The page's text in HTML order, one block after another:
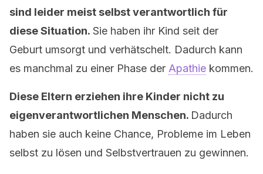
sind leider meist selbst verantwortlich für
diese Situation. Sie haben ihr Kind seit der
Geburt umsorgt und verhätschelt. Dadurch kann
es manchmal zu einer Phase der Apathie kommen.
Diese Eltern erziehen ihre Kinder nicht zu
eigenverantwortlichen Menschen. Dadurch
haben sie auch keine Chance, Probleme im Leben
selbst zu lösen und Selbstvertrauen zu gewinnen.